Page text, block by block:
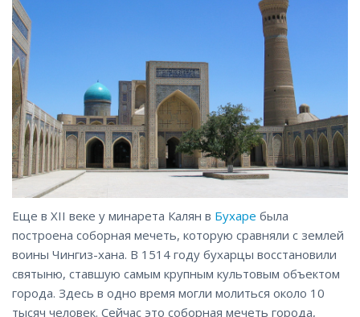
Еще в XII веке у минарета Калян в Бухаре была
построена соборная мечеть, которую сравняли с землей
воины Чингиз-хана. В 1514 году бухарцы восстановили
святыню, ставшую самым крупным культовым объектом
города. Здесь в одно время могли молиться около 10
тысяч человек. Сейчас это соборная мечеть города,